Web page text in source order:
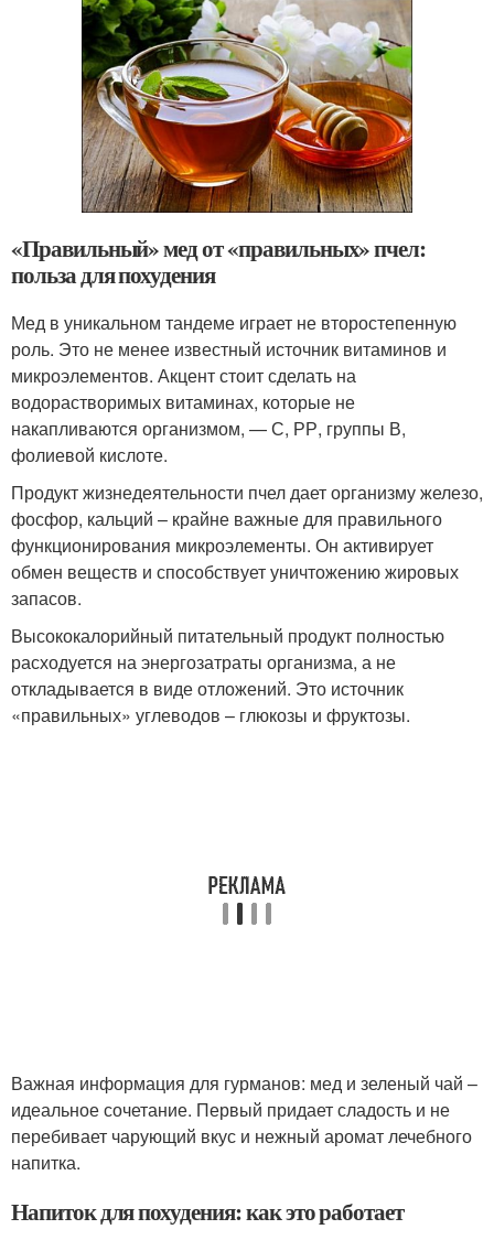
«Правильный» мед от «правильных» пчел:
польза для похудения
Мед в уникальном тандеме играет не второстепенную
роль. Это не менее известный источник витаминов и
микроэлементов. Акцент стоит сделать на
водорастворимых витаминах, которые не
накапливаются организмом, — С, РР, группы В,
фолиевой кислоте.
Продукт жизнедеятельности пчел дает организму железо,
фосфор, кальций – крайне важные для правильного
функционирования микроэлементы. Он активирует
обмен веществ и способствует уничтожению жировых
запасов.
Высококалорийный питательный продукт полностью
расходуется на энергозатраты организма, а не
откладывается в виде отложений. Это источник
«правильных» углеводов – глюкозы и фруктозы.
Важная информация для гурманов: мед и зеленый чай –
идеальное сочетание. Первый придает сладость и не
перебивает чарующий вкус и нежный аромат лечебного
напитка.
Напиток для похудения: как это работает